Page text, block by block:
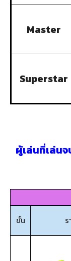
Master
Superstar
ผู้เล่นที่เล่น
ขั้น